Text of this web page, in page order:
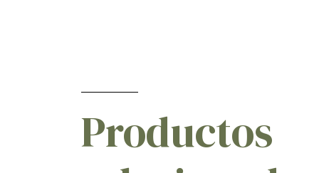
Productos